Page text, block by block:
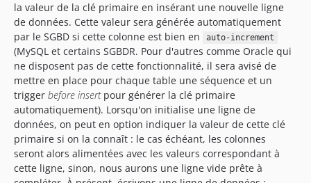
la valeur de la clé primaire en insérant une nouvelle ligne
de données. Cette valeur sera générée automatiquement
par le SGBD si cette colonne est bien en
auto-increment
(MySQL et certains SGBDR. Pour d'autres comme Oracle qui
ne disposent pas de cette fonctionnalité, il sera avisé de
mettre en place pour chaque table une séquence et un
trigger before insertpour générer la clé primaire
automatiquement). Lorsqu'on initialise une ligne de
données, on peut en option indiquer la valeur de cette clé
primaire si on la connaît : le cas échéant, les colonnes
seront alors alimentées avec les valeurs correspondant à
cette ligne, sinon, nous aurons une ligne vide prête à